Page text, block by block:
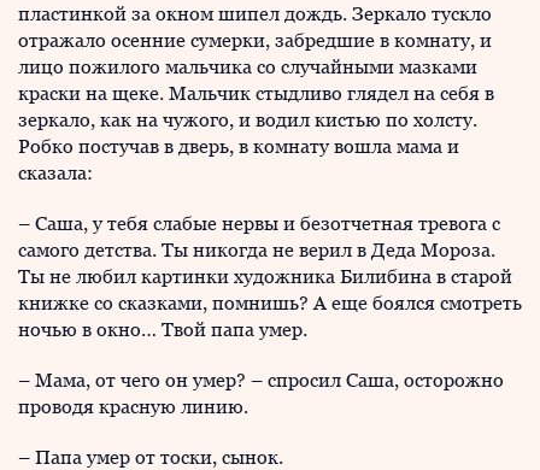
пластинкой за окном шипел дождь. Зеркало тускло
отражало осенние сумерки, забредшие в комнату, и
лицо пожилого мальчика со случайными мазками
краски на щеке. Мальчик стыдливо глядел на себя в
зеркало, как на чужого, и водил кистью по холсту.
Робко постучав в дверь, в комнату вошла мама и
сказала:
– Саша, у тебя слабые нервы и безотчетная тревога с
самого детства. Ты никогда не верил в Деда Мороза.
Ты не любил картинки художника Билибина в старой
книжке со сказками, помнишь? А еще боялся смотреть
ночью в окно… Твой папа умер.
– Мама, от чего он умер? – спросил Саша, осторожно
проводя красную линию.
– Папа умер от тоски, сынок.